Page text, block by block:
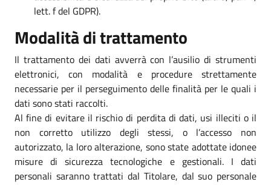
lett. f del GDPR).
Modalità di trattamento
Il trattamento dei dati avverrà con l’ausilio di strumenti
elettronici, con modalità e procedure strettamente
necessarie per il perseguimento delle finalità per le quali i
dati sono stati raccolti.
Al fine di evitare il rischio di perdita di dati, usi illeciti o il
non corretto utilizzo degli stessi, o l’accesso non
autorizzato, la loro alterazione, sono state adottate idonee
misure di sicurezza tecnologiche e gestionali. I dati
personali saranno trattati dal Titolare, dal suo personale